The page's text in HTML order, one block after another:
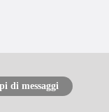
di messaggi